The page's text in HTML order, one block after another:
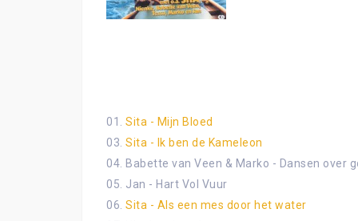
01. Sita - Mijn Bloed
03. Sita - Ik ben de Kameleon
04. Babette van Veen & Marko - Dansen over
05. Jan - Hart Vol Vuur
06. Sita - Als een mes door het water